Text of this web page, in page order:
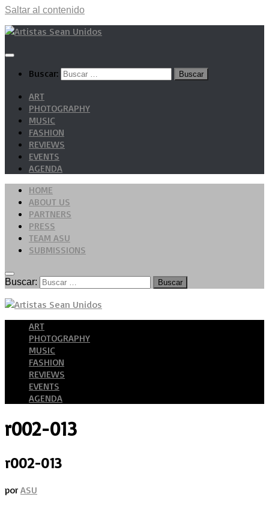
Saltar al contenido
Buscar:
ART
PHOTOGRAPHY
MUSIC
FASHION
REVIEWS
EVENTS
AGENDA
HOME
ABOUT US
PARTNERS
PRESS
TEAM ASU
SUBMISSIONS
Buscar:
ART
PHOTOGRAPHY
MUSIC
FASHION
REVIEWS
EVENTS
AGENDA
r002-013
r002-013
por ASU